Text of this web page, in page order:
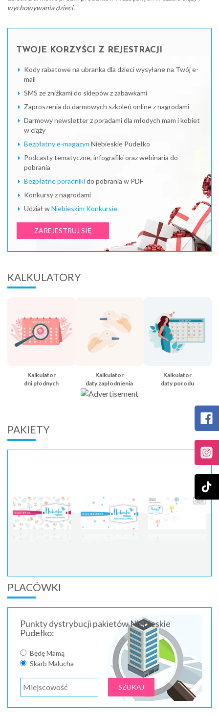
wychowywania dzieci.
TWOJE KORZYŚCI Z REJESTRACJI
Kody rabatowe na ubranka dla dzieci wysyłane na Twój e-
mail
SMS ze zniżkami do sklepów z zabawkami
Zaproszenia do darmowych szkoleń online z nagrodami
Darmowy newsletter z poradami dla młodych mam i kobiet
w ciąży
Bezpłatny e-magazyn Niebieskie Pudełko
Podcasty tematyczne, infografiki oraz webinaria do
pobrania
Bezpłatne poradnikido pobrania w PDF
Konkursy z nagrodami
Udział wNiebieskim Konkursie
ZAREJESTRUJ SIĘ
KALKULATORY
Kalkulator
dni płodnych
Kalkulator
daty zapłodnienia
Kalkulator
daty porodu
PAKIETY
PLACÓWKI
Punkty dystrybucji pakietów Niebieskie
Pudełko:
Będę Mamą
Skarb Malucha